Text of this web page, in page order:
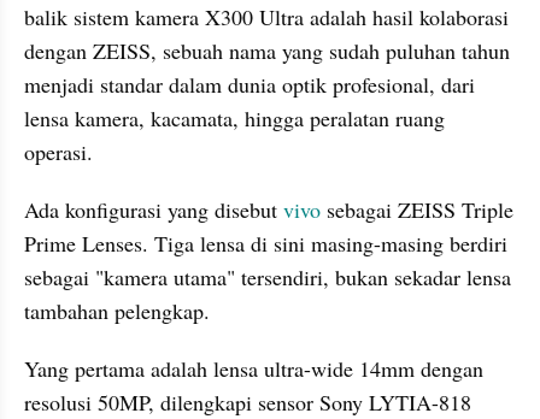
balik sistem kamera X300 Ultra adalah hasil kolaborasi
dengan ZEISS, sebuah nama yang sudah puluhan tahun
menjadi standar dalam dunia optik profesional, dari
lensa kamera, kacamata, hingga peralatan ruang
operasi.
Ada konfigurasi yang disebut vivo sebagai ZEISS Triple
Prime Lenses. Tiga lensa di sini masing-masing berdiri
sebagai "kamera utama" tersendiri, bukan sekadar lensa
tambahan pelengkap.
Yang pertama adalah lensa ultra-wide 14mm dengan
resolusi 50MP, dilengkapi sensor Sony LYTIA-818